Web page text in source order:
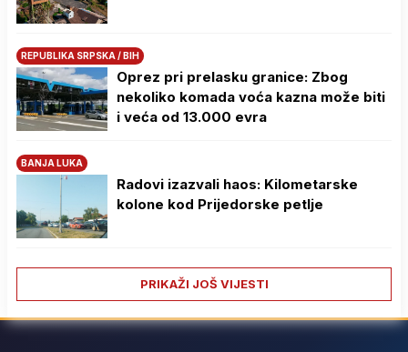
REPUBLIKA SRPSKA / BIH
Oprez pri prelasku granice: Zbog
nekoliko komada voća kazna može biti
i veća od 13.000 evra
BANJA LUKA
Radovi izazvali haos: Kilometarske
kolone kod Prijedorske petlje
PRIKAŽI JOŠ VIJESTI